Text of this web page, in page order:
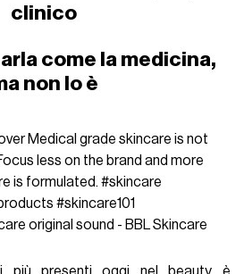
clinico
come la medicina,
non lo è
Medical grade skincare is not
less on the brand and more
is formulated. #skincare
#skincare101
original sound - BBL Skincare